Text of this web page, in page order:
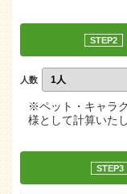
STEP2
人数
※ペット・キャラ
様として計算いた
STEP3